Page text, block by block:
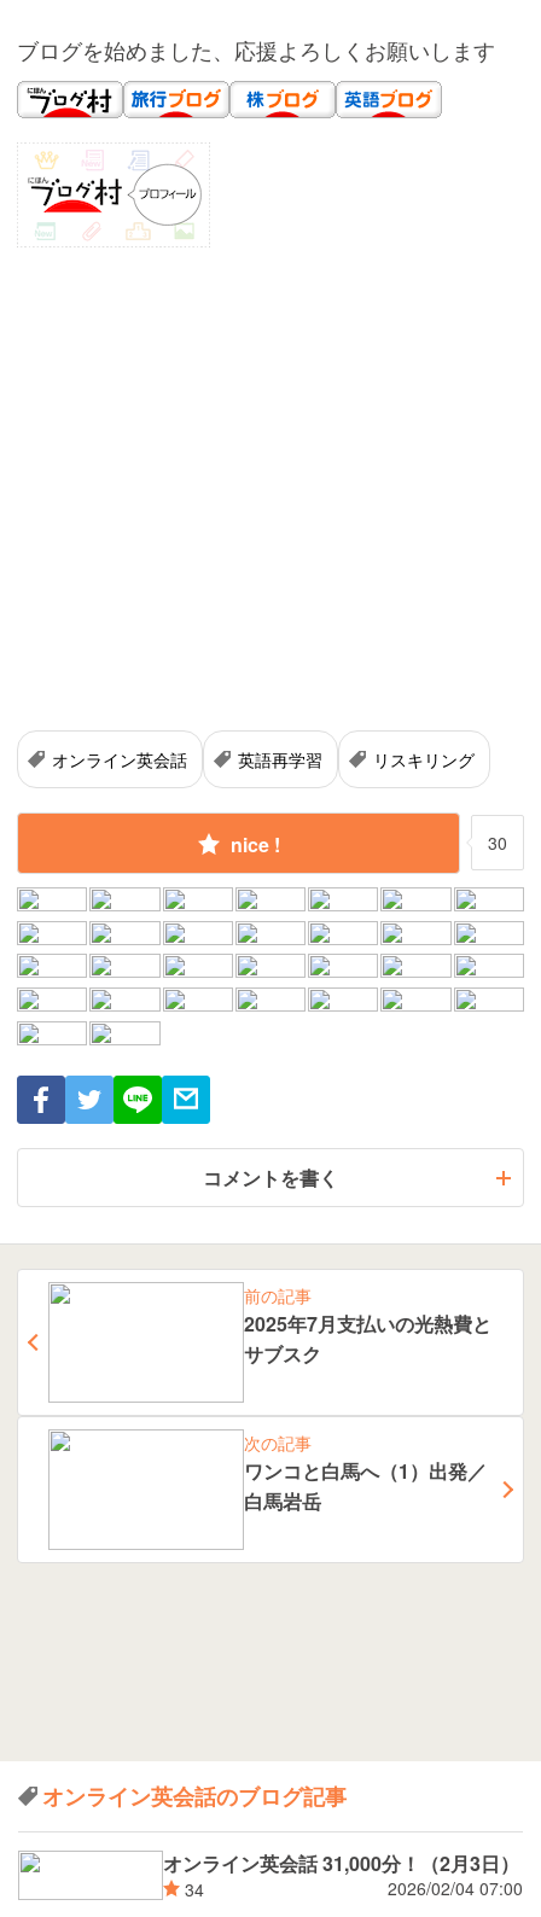
ブログを始めました、応援よろしくお願いします
オンライン英会話 英語再学習 リスキリング
nice ! 30
コメントを書く
前の記事
2025年7月支払いの光熱費と
サブスク
次の記事
ワンコと白馬へ（1）出発／
白馬岩岳
オンライン英会話のブログ記事
オンライン英会話 31,000分！（2月3日）
34 2026/02/04 07:00